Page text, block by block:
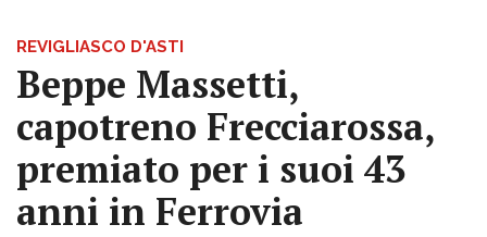
REVIGLIASCO D'ASTI
Beppe Massetti,
capotreno Frecciarossa,
premiato per i suoi 43
anni in Ferrovia